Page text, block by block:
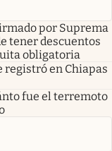
por Suprema
tener descuentos
obligatoria
registró en Chiapas
fue el terremoto